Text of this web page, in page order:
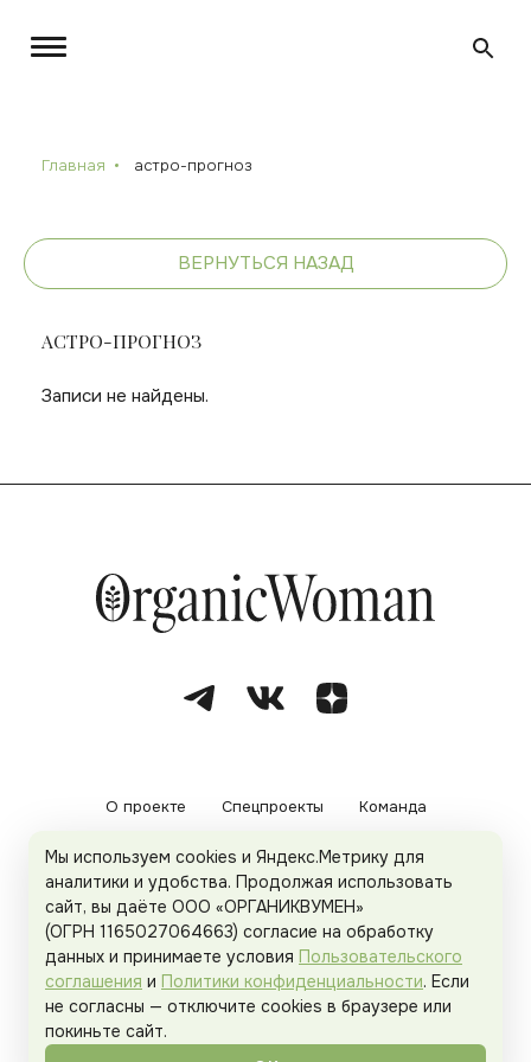
Главная астро-прогноз
ВЕРНУТЬСЯ НАЗАД
АСТРО-ПРОГНОЗ
Записи не найдены.
О проекте Спецпроекты Команда
Рекламодателям Политика конфиденциальности
Пользовательское соглашение
Organicwoman.ru . Все права защищены.
Мы используем cookies и Яндекс.Метрику для
аналитики и удобства. Продолжая использовать
сайт, вы даёте ООО «ОРГАНИКВУМЕН»
(ОГРН 1165027064663) согласие на обработку
данных и принимаете условия Пользовательского
соглашения и Политики конфиденциальности. Если
не согласны — отключите cookies в браузере или
покиньте сайт.